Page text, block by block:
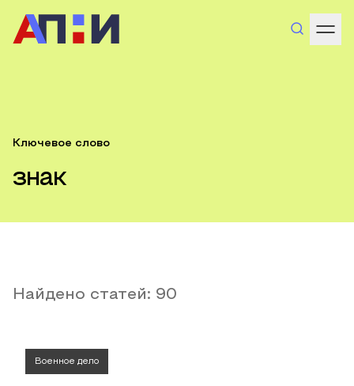
Ключевое слово
знак
Найдено статей: 90
Военное дело